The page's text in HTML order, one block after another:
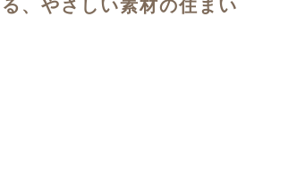
、やさしい素材の住まい